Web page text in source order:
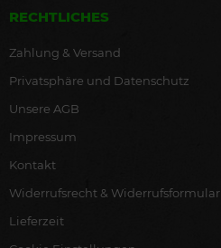
RECHTLICHES
Zahlung & Versand
Privatsphäre und Datenschutz
Unsere AGB
Impressum
Kontakt
Widerrufsrecht & Widerrufsformular
Lieferzeit